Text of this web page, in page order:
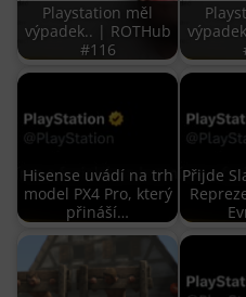
Playstation měl
výpadek.. | ROTHub
#116
Hisense uvádí na trh
model PX4 Pro, který
přináší…
Přijde